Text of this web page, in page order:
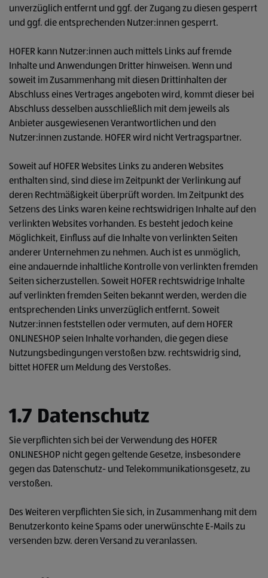
unverzüglich entfernt und ggf. der Zugang zu diesen gesperrt
und ggf. die entsprechenden Nutzer:innen gesperrt.
HOFER kann Nutzer:innen auch mittels Links auf fremde
Inhalte und Anwendungen Dritter hinweisen. Wenn und
soweit im Zusammenhang mit diesen Drittinhalten der
Abschluss eines Vertrages angeboten wird, kommt dieser bei
Abschluss desselben ausschließlich mit dem jeweils als
Anbieter ausgewiesenen Verantwortlichen und den
Nutzer:innen zustande. HOFER wird nicht Vertragspartner.
Soweit auf HOFER Websites Links zu anderen Websites
enthalten sind, sind diese im Zeitpunkt der Verlinkung auf
deren Rechtmäßigkeit überprüft worden. Im Zeitpunkt des
Setzens des Links waren keine rechtswidrigen Inhalte auf den
verlinkten Websites vorhanden. Es besteht jedoch keine
Möglichkeit, Einfluss auf die Inhalte von verlinkten Seiten
anderer Unternehmen zu nehmen. Auch ist es unmöglich,
eine andauernde inhaltliche Kontrolle von verlinkten fremden
Seiten sicherzustellen. Soweit HOFER rechtswidrige Inhalte
auf verlinkten fremden Seiten bekannt werden, werden die
entsprechenden Links unverzüglich entfernt. Soweit
Nutzer:innen feststellen oder vermuten, auf dem HOFER
ONLINESHOP seien Inhalte vorhanden, die gegen diese
Nutzungsbedingungen verstoßen bzw. rechtswidrig sind,
bittet HOFER um Meldung des Verstoßes.
1.7 Datenschutz
Sie verpflichten sich bei der Verwendung des HOFER
ONLINESHOP nicht gegen geltende Gesetze, insbesondere
gegen das Datenschutz- und Telekommunikationsgesetz, zu
verstoßen.
Des Weiteren verpflichten Sie sich, in Zusammenhang mit dem
Benutzerkonto keine Spams oder unerwünschte E-Mails zu
versenden bzw. deren Versand zu veranlassen.